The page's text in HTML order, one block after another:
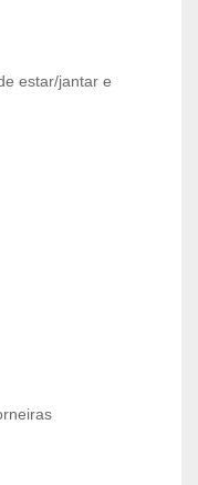
estar/jantar e